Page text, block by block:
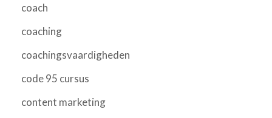
coach
coaching
coachingsvaardigheden
code 95 cursus
content marketing